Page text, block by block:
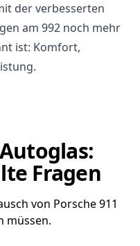
der verbesserten
am 992 noch mehr
ist: Komfort,
Fragen
von Porsche 911
müssen.